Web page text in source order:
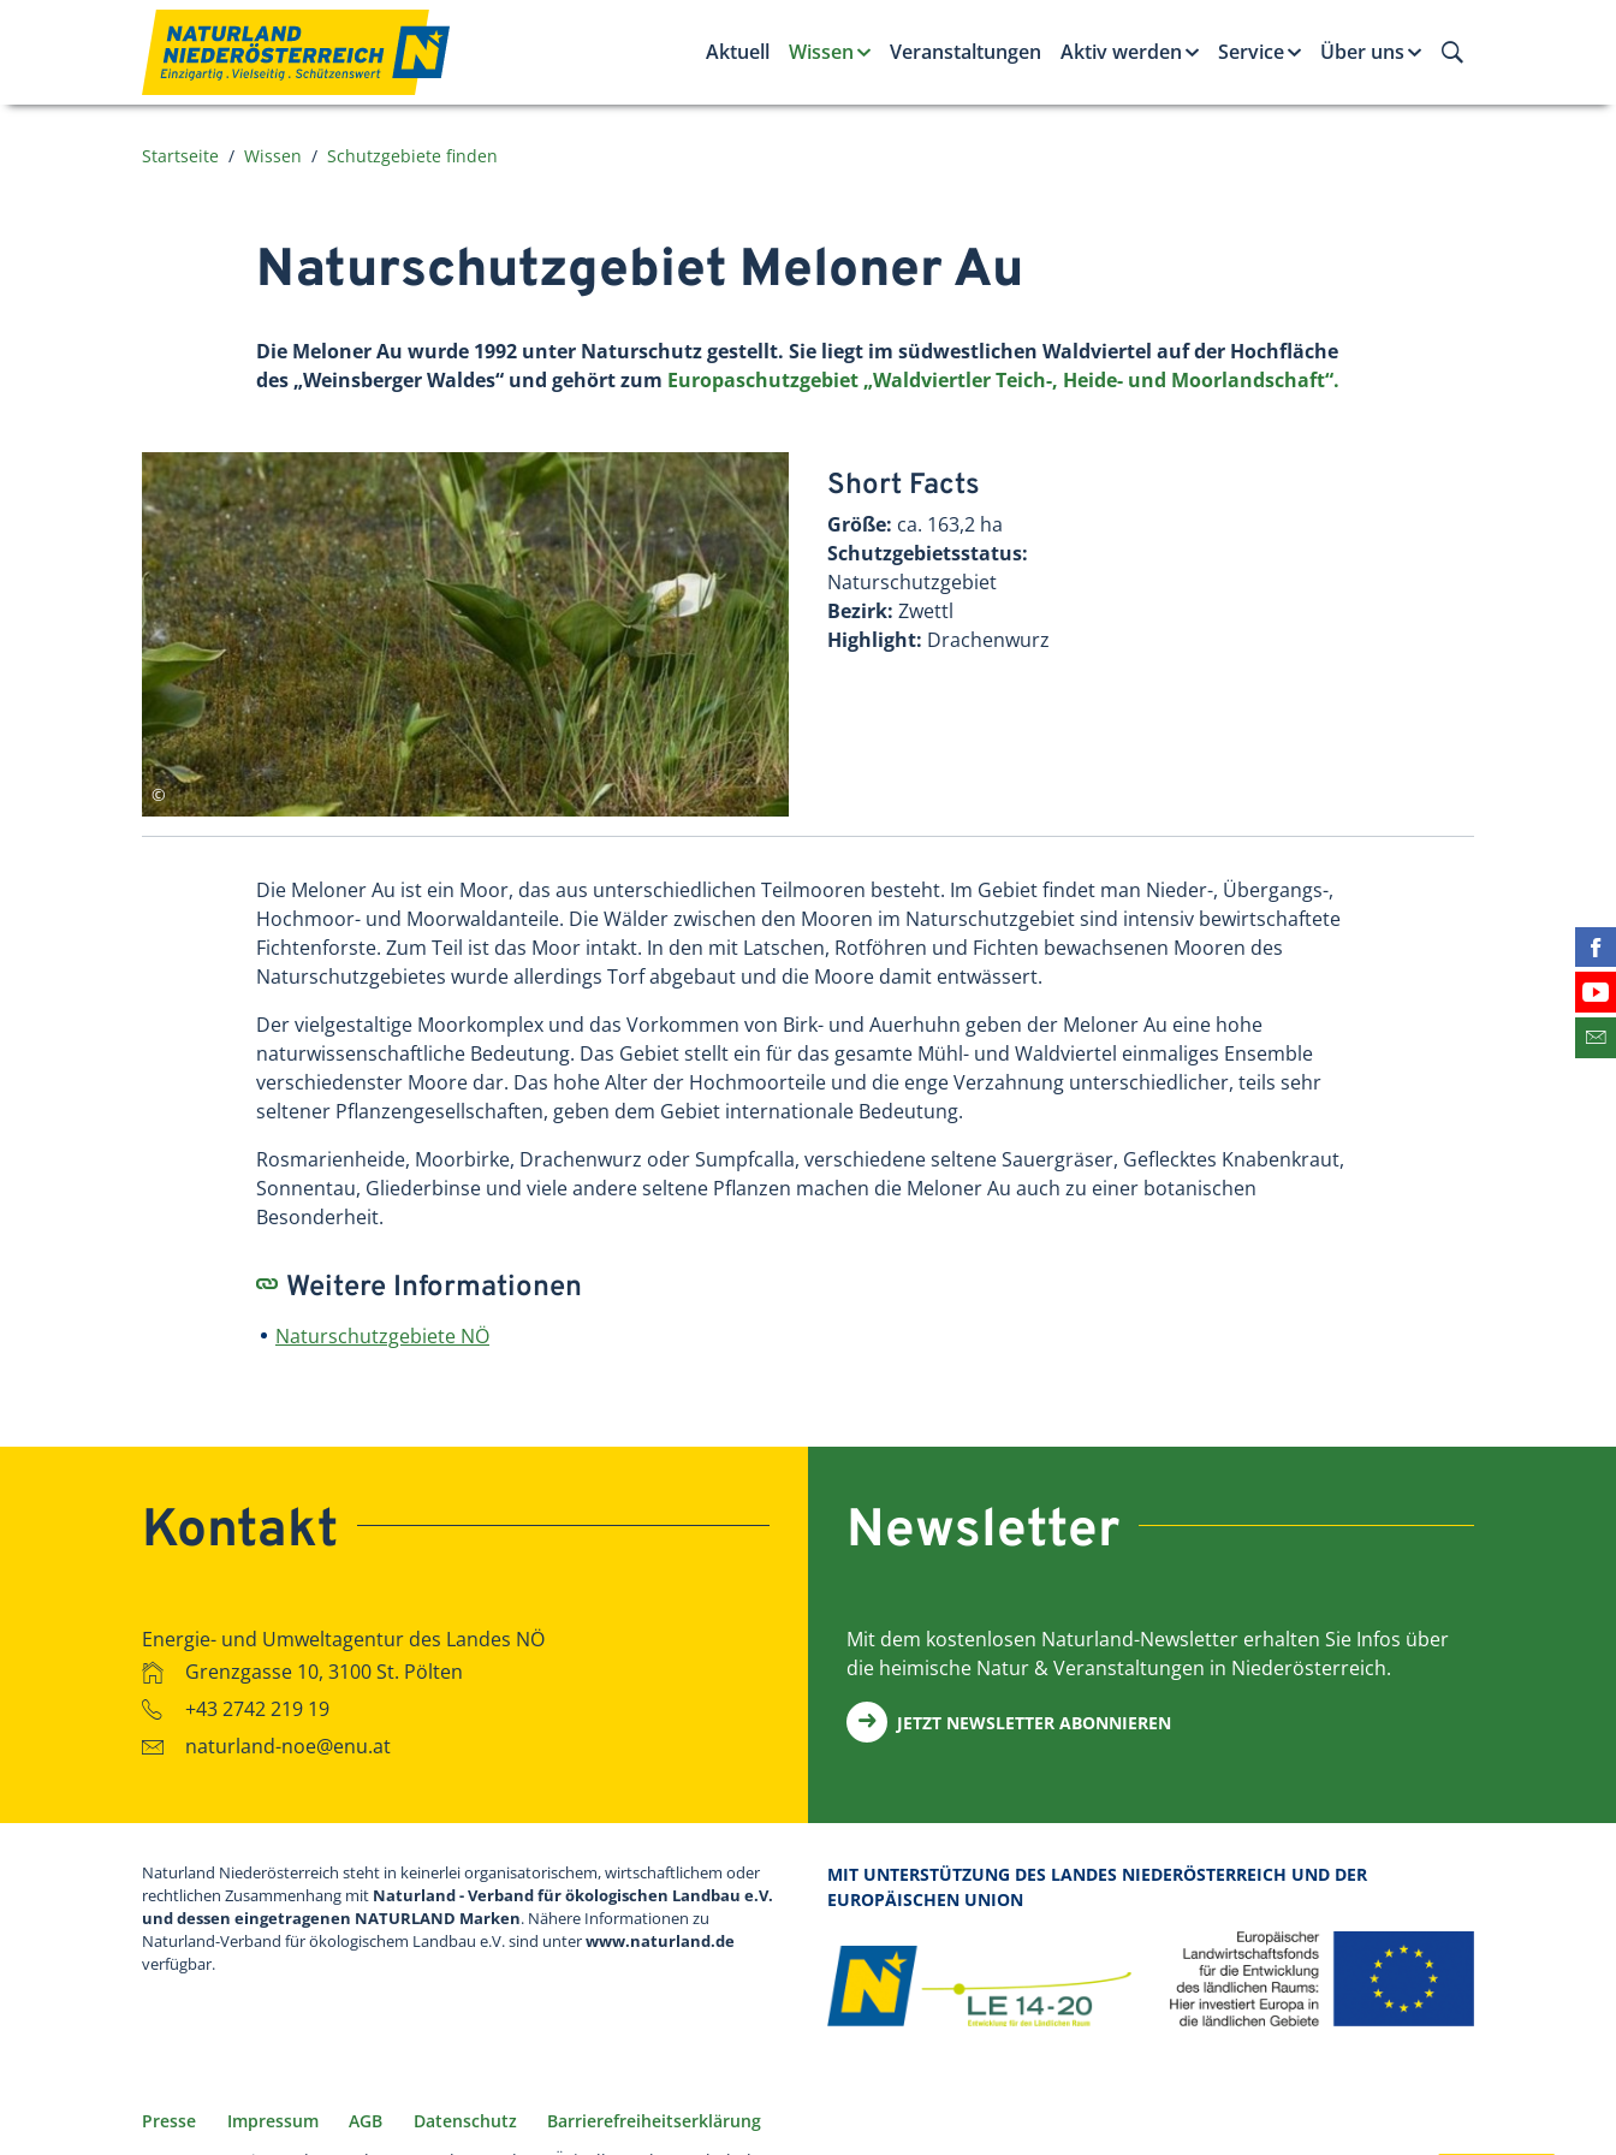
Aktuell
Wissen Veranstaltungen Aktiv werden Service Über uns
Startseite Wissen Schutzgebiete finden
Naturschutzgebiet Meloner Au
Die Meloner Au wurde 1992 unter Naturschutz gestellt. Sie liegt im südwestlichen Waldviertel auf der Hochfläche
des „Weinsberger Waldes“ und gehört zum Europaschutzgebiet „Waldviertler Teich-, Heide- und Moorlandschaft“.
Short Facts
Größe: ca. 163,2 ha
Schutzgebietsstatus:
Naturschutzgebiet
Bezirk: Zwettl
Highlight: Drachenwurz
Die Meloner Au ist ein Moor, das aus unterschiedlichen Teilmooren besteht. Im Gebiet findet man Nieder-, Übergangs-,
Hochmoor- und Moorwaldanteile. Die Wälder zwischen den Mooren im Naturschutzgebiet sind intensiv bewirtschaftete
Fichtenforste. Zum Teil ist das Moor intakt. In den mit Latschen, Rotföhren und Fichten bewachsenen Mooren des
Naturschutzgebietes wurde allerdings Torf abgebaut und die Moore damit entwässert.
Der vielgestaltige Moorkomplex und das Vorkommen von Birk- und Auerhuhn geben der Meloner Au eine hohe
naturwissenschaftliche Bedeutung. Das Gebiet stellt ein für das gesamte Mühl- und Waldviertel einmaliges Ensemble
verschiedenster Moore dar. Das hohe Alter der Hochmoorteile und die enge Verzahnung unterschiedlicher, teils sehr
seltener Pflanzengesellschaften, geben dem Gebiet internationale Bedeutung.
Rosmarienheide, Moorbirke, Drachenwurz oder Sumpfcalla, verschiedene seltene Sauergräser, Geflecktes Knabenkraut,
Sonnentau, Gliederbinse und viele andere seltene Pflanzen machen die Meloner Au auch zu einer botanischen
Besonderheit.
Weitere Informationen
Naturschutzgebiete NÖ
Newsletter
Mit dem kostenlosen Naturland-Newsletter erhalten Sie Infos über
die heimische Natur & Veranstaltungen in Niederösterreich.
JETZT NEWSLETTER ABONNIEREN
Kontakt
Energie- und Umweltagentur des Landes NÖ
Grenzgasse 10, 3100 St. Pölten
+43 2742 219 19
naturland-noe@enu.at
Naturland Niederösterreich steht in keinerlei organisatorischem, wirtschaftlichem oder
rechtlichen Zusammenhang mit Naturland - Verband für ökologischen Landbau e.V.
und dessen eingetragenen NATURLAND Marken. Nähere Informationen zu
Naturland-Verband für ökologischem Landbau e.V. sind unterwww.naturland.de
verfügbar.
MIT UNTERSTÜTZUNG DES LANDES NIEDERÖSTERREICH UND DER
EUROPÄISCHEN UNION
Presse Impressum AGB Datenschutz
Barrierefreiheitserklärung